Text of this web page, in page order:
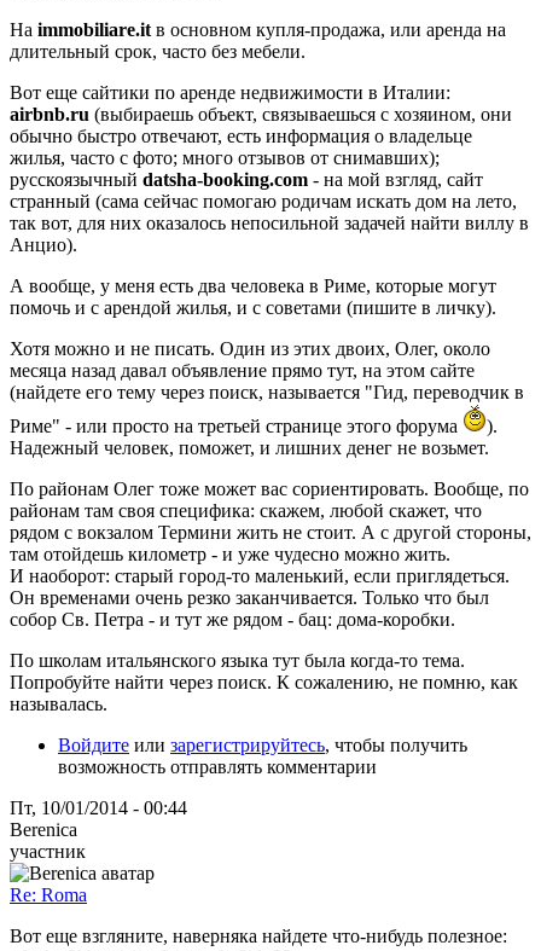
На immobiliare.it в основном купля-продажа, или аренда на
длительный срок, часто без мебели.
Вот еще сайтики по аренде недвижимости в Италии:
airbnb.ru (выбираешь объект, связываешься с хозяином, они
обычно быстро отвечают, есть информация о владельце
жилья, часто с фото; много отзывов от снимавших);
русскоязычный datsha-booking.com - на мой взгляд, сайт
странный (сама сейчас помогаю родичам искать дом на лето,
так вот, для них оказалось непосильной задачей найти виллу в
Анцио).
А вообще, у меня есть два человека в Риме, которые могут
помочь и с арендой жилья, и с советами (пишите в личку).
Хотя можно и не писать. Один из этих двоих, Олег, около
месяца назад давал объявление прямо тут, на этом сайте
(найдете его тему через поиск, называется "Гид, переводчик в
Риме" - или просто на третьей странице этого форума
).
Надежный человек, поможет, и лишних денег не возьмет.
По районам Олег тоже может вас сориентировать. Вообще, по
районам там своя специфика: скажем, любой скажет, что
рядом с вокзалом Термини жить не стоит. А с другой стороны,
там отойдешь километр - и уже чудесно можно жить.
И наоборот: старый город-то маленький, если приглядеться.
Он временами очень резко заканчивается. Только что был
собор Св. Петра - и тут же рядом - бац: дома-коробки.
По школам итальянского языка тут была когда-то тема.
Попробуйте найти через поиск. К сожалению, не помню, как
называлась.
Войдите или зарегистрируйтесь, чтобы получить
возможность отправлять комментарии
Пт, 10/01/2014 - 00:44
Berenica
участник
Re: Roma
Вот еще взгляните, наверняка найдете что-нибудь полезное: